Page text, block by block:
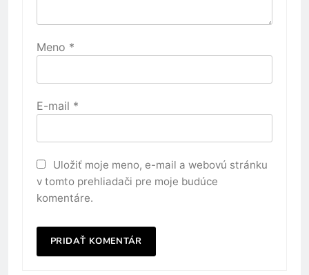
Meno *
E-mail *
Uložiť moje meno, e-mail a webovú stránku
v tomto prehliadači pre moje budúce
komentáre.